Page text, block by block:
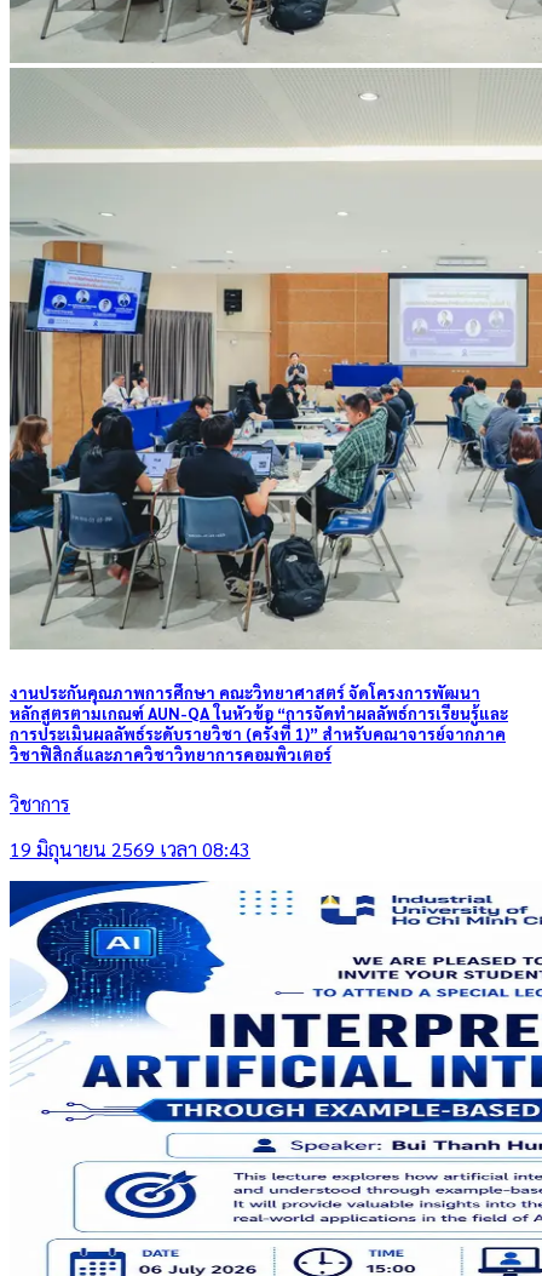
งานประกันคุณภาพการศึกษา คณะวิทยาศาสตร์ จัดโครงการพัฒนา
หลักสูตรตามเกณฑ์ AUN-QA ในหัวข้อ “การจัดทำผลลัพธ์การเรียนรู้และ
การประเมินผลลัพธ์ระดับรายวิชา (ครั้งที่ 1)” สำหรับคณาจารย์จากภาค
วิชาฟิสิกส์และภาควิชาวิทยาการคอมพิวเตอร์
วิชาการ
19 มิถุนายน 2569 เวลา 08:43